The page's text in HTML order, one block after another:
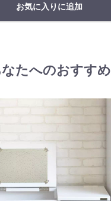
お気に入りに追加
たへのおすすめ